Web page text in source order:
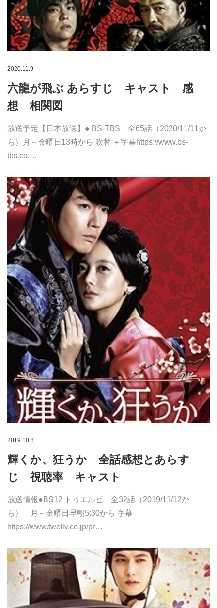
2020.11.9
六龍が飛ぶ あらすじ キャスト 感
想 相関図
放送予定【日本放送】● BS-TBS 全65話（2020/11/11か
ら）月～金曜日13時から 吹替 ＋字幕https://www.bs-
tbs.co.…
2019.10.8
輝くか、狂うか 全話感想とあらす
じ 視聴率 キャスト
放送情報●BS12 トゥエルビ 全32話（2019/11/12か
ら） 月～金曜日早朝5:30から 字幕
https://www.twellv.co.jp/pr…